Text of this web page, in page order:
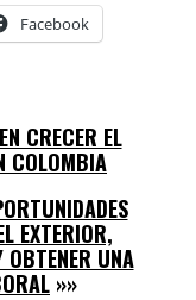
Facebook
CRECER EL
COLOMBIA
EXTERIOR,
OBTENER UNA
»»